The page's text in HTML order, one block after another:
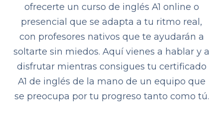
ofrecerte un curso de inglés A1 online o
presencial que se adapta a tu ritmo real,
con profesores nativos que te ayudarán a
soltarte sin miedos. Aquí vienes a hablar y a
disfrutar mientras consigues tu certificado
A1 de inglés de la mano de un equipo que
se preocupa por tu progreso tanto como tú.